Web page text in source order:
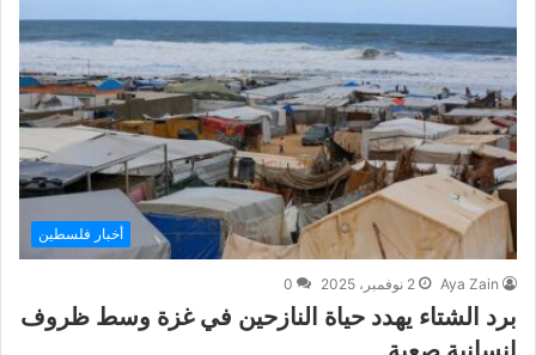
أخبار فلسطين
Aya Zain 2 نوفمبر، 2025 0
برد الشتاء يهدد حياة النازحين في غزة وسط ظروف